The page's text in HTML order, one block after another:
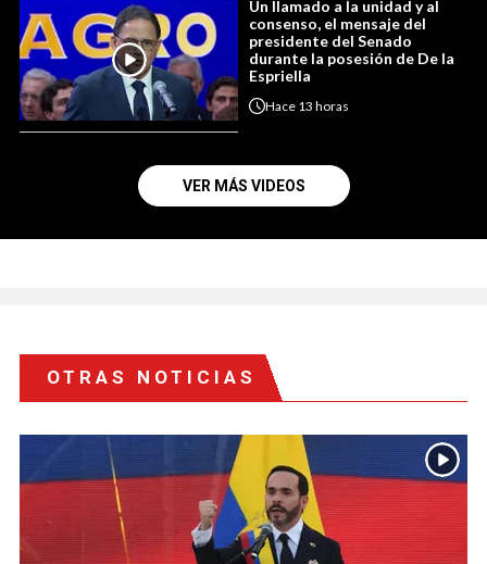
Un llamado a la unidad y al
consenso, el mensaje del
presidente del Senado
durante la posesión de De la
Espriella
Hace 13 horas
VER MÁS VIDEOS
OTRAS NOTICIAS